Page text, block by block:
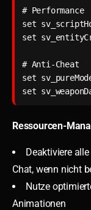
# Performance
set
set
# Anti-Cheat
set
set
Ressourcen-
Deaktiviere
Chat, wenn nicht
Nutze
Animationen